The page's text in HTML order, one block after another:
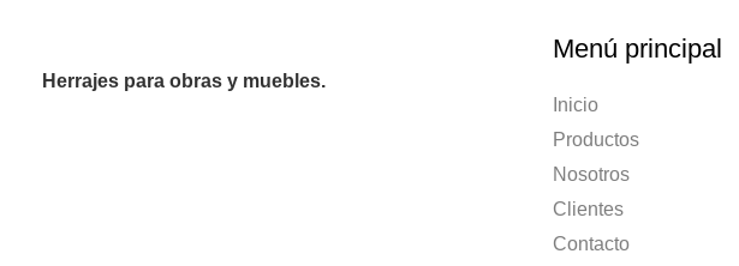
Herrajes para obras y muebles.
Menú principal
Inicio
Productos
Nosotros
Clientes
Contacto